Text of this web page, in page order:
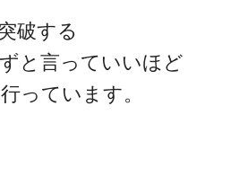
破する
と言っていいほど
っています。